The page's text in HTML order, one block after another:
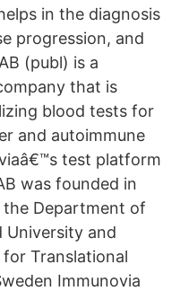
in the diagnosis
progression, and
(publ) is a
that is
blood tests for
and autoimmune
test platform
was founded in
Department of
University and
for Translational
Immunovia